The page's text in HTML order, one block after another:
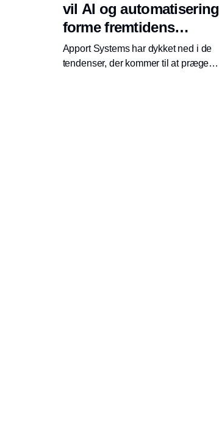
vil AI og automatisering
forme fremtidens
forsyningskæde
Apport Systems har dykket ned i de
tendenser, der kommer til at præge